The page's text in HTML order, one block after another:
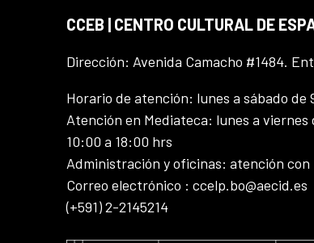
CCEB | CENTRO CULTURAL DE
Dirección: Avenida Camacho #1484.
Horario de atención: lunes a sábado de
Atención en Mediateca: lunes a viernes
10:00 a 18:00 hrs
Administración y oficinas: atención
Correo electrónico : ccelp.bo@aecid.es
(+591) 2-2145214